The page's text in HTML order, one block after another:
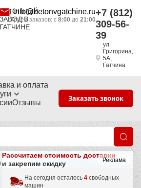
БЕТОННЫЙ
ЗАВОД В
ГАТЧИНЕ
info@betonvgatchine.ru
Приём заказов: с 8:00 до 21:00
+7 (812)
309-56-
39
ул.
Григорина,
5А,
Гатчина
и оплата
Отзывы
Заказать звонок
Реклама
Рассчитаем стоимость доставки
и закрепим скидку
На сегодня осталось 4свободных
машин